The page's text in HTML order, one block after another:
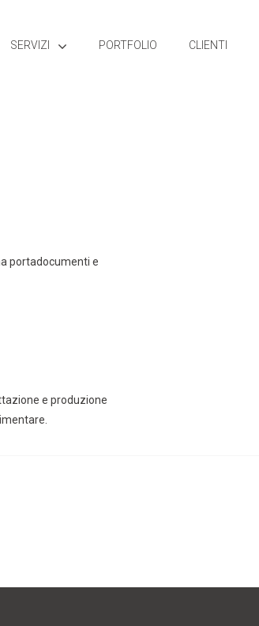
SERVIZI PORTFOLIO CLIENTI
portadocumenti e
e produzione